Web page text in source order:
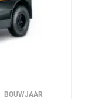
BOUWJAAR